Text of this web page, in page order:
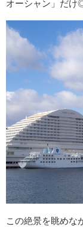
オーシャン」だけ
この絶景を眺めな